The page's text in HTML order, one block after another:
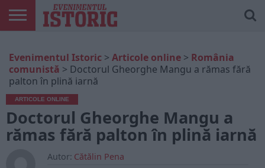
ONLINE
EDIȚII
TIPĂRITE
ISTORIC
PLAY
CONTUL
MEU
Evenimentul Istoric > Articole online > România
comunistă > Doctorul Gheorghe Mangu a rămas fără
palton în plină iarnă
ARTICOLE ONLINE
Doctorul Gheorghe Mangu a
rămas fără palton în plină iarnă
Autor: Cătălin Pena